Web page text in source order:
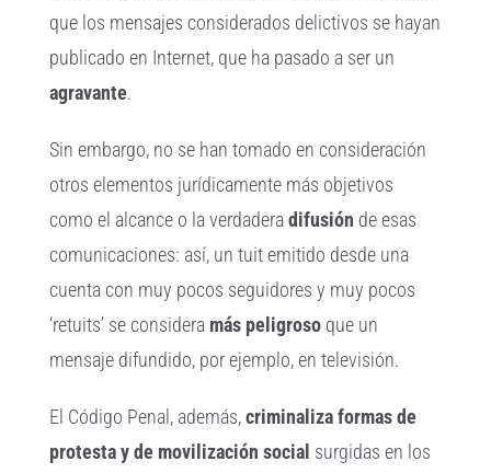
que los mensajes considerados delictivos se hayan
publicado en Internet, que ha pasado a ser un
agravante.
Sin embargo, no se han tomado en consideración
otros elementos jurídicamente más objetivos
como el alcance o la verdaderadifusión de esas
comunicaciones: así, un tuit emitido desde una
cuenta con muy pocos seguidores y muy pocos
‘retuits’ se considera más peligroso que un
mensaje difundido, por ejemplo, en televisión.
El Código Penal, además,criminaliza formas de
protesta y de movilización social surgidas en los